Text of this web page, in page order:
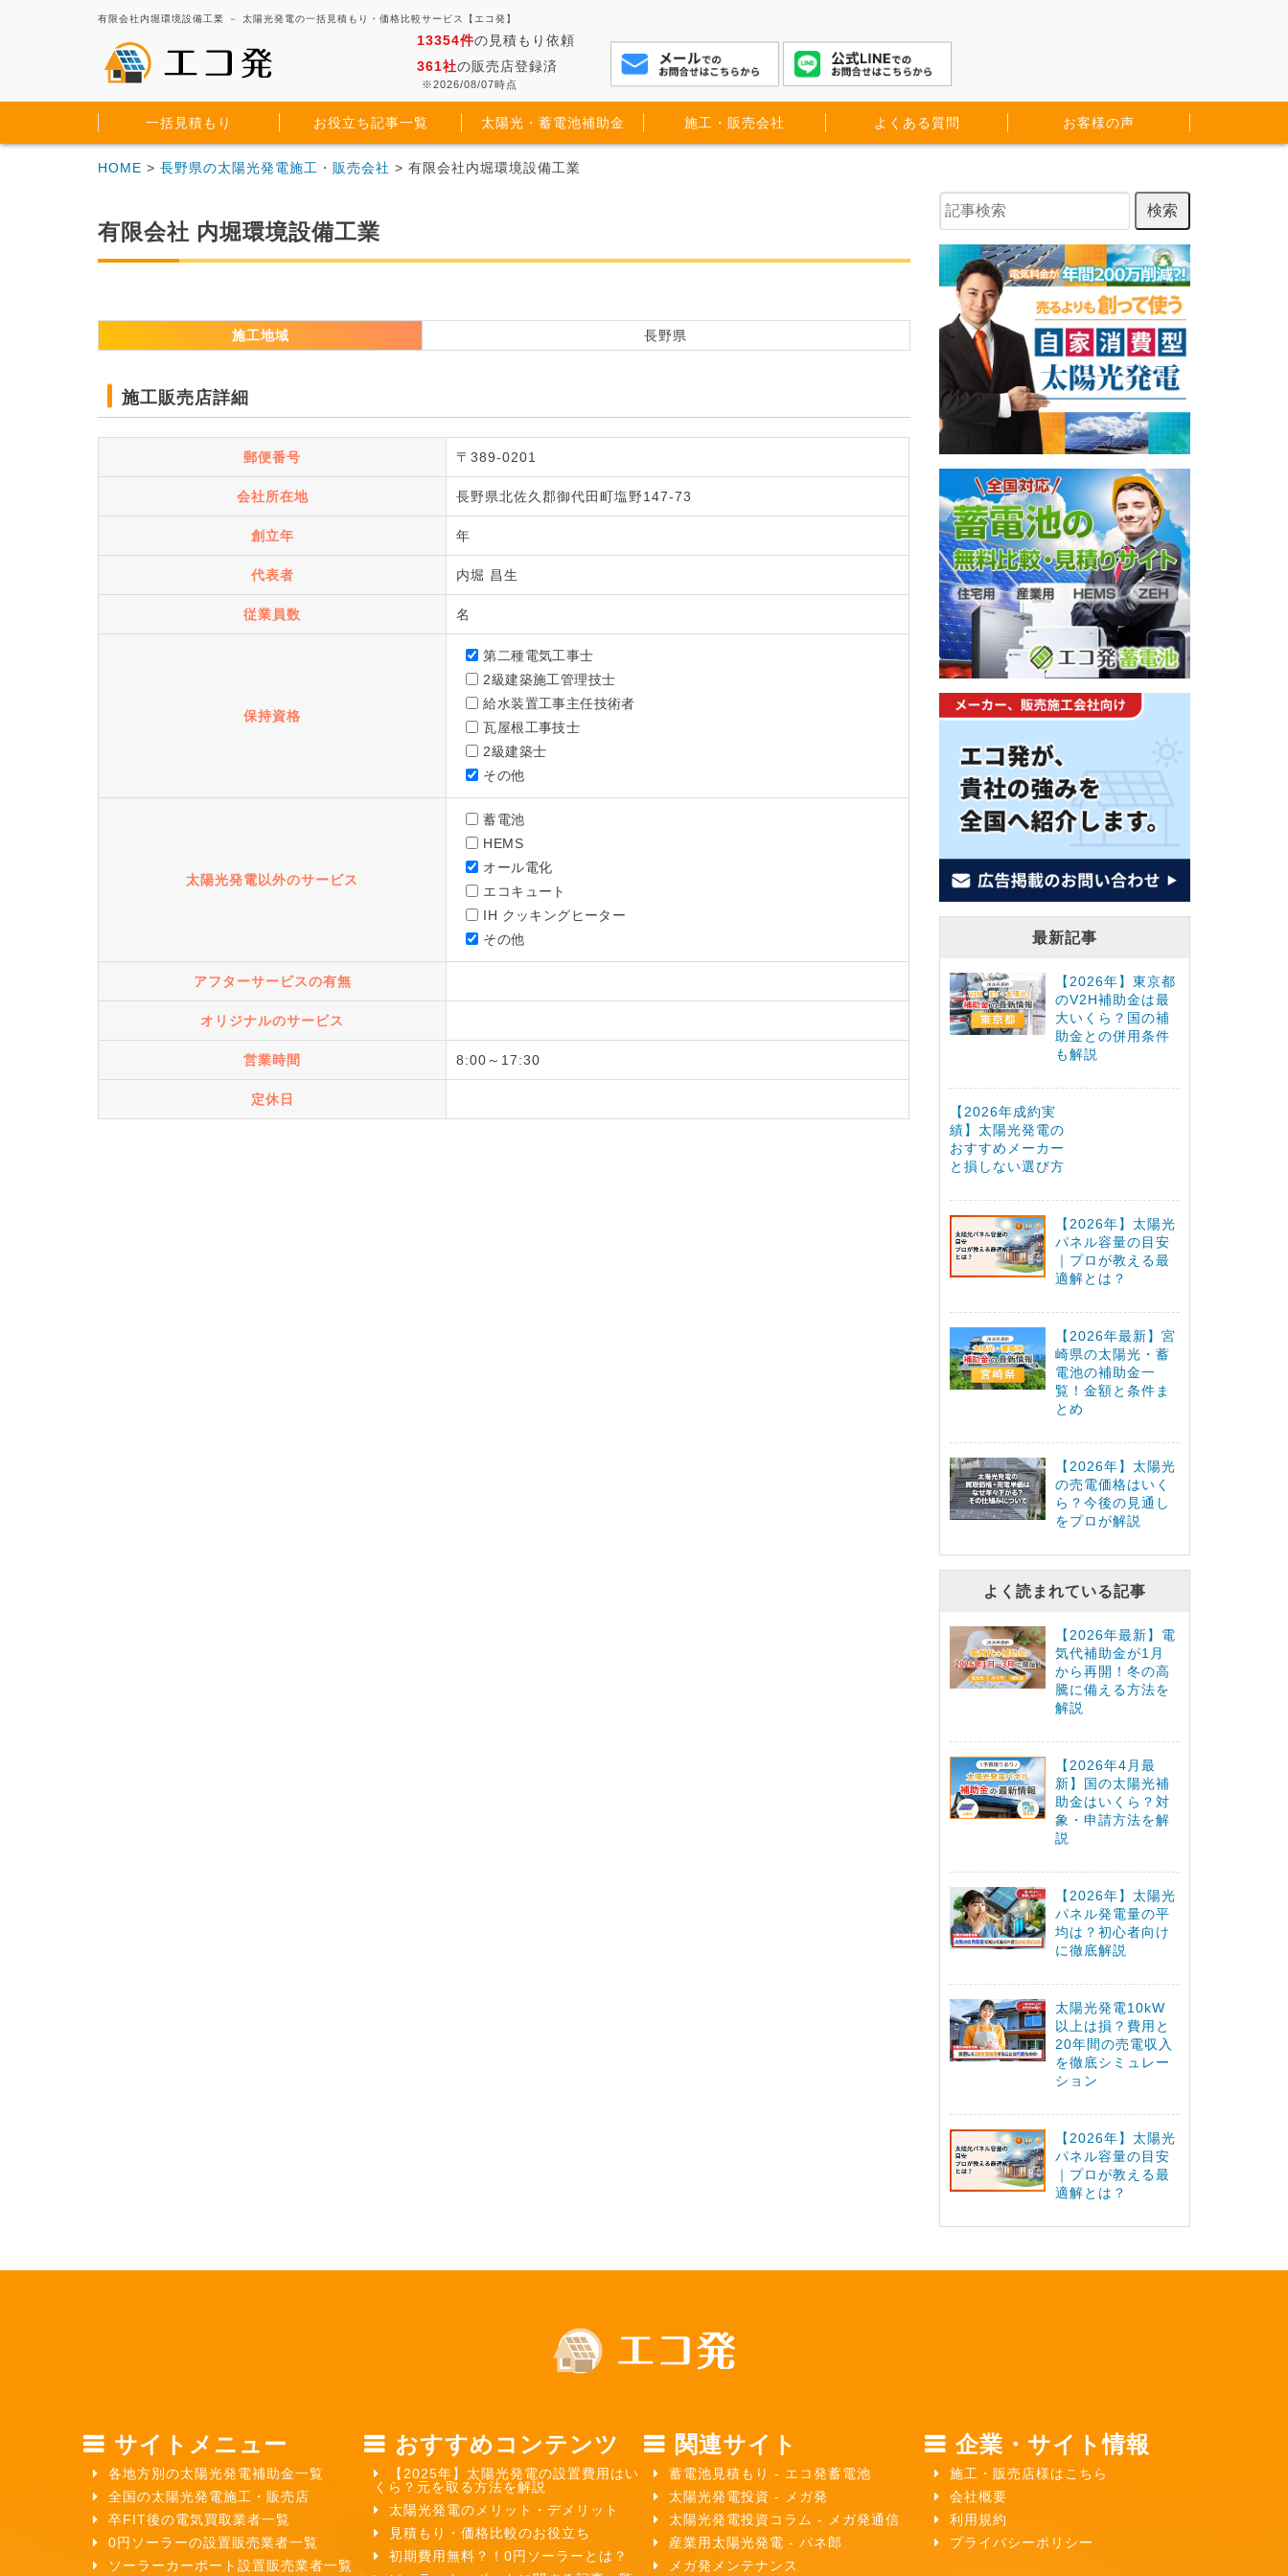
有限会社内堀環境設備工業 － 太陽光発電の一括見積もり・価格比較サービス【エコ発】
13354件の見積もり依頼
361社の販売店登録済
※2026/08/07時点
一括見積もり お役立ち記事一覧 太陽光・蓄電池補助金 施工・販売会社 よくある質問 お客様の声
HOME > 長野県の太陽光発電施工・販売会社 > 有限会社内堀環境設備工業
有限会社 内堀環境設備工業
施工地域 長野県
施工販売店詳細
郵便番号 〒389-0201
会社所在地 長野県北佐久郡御代田町塩野147-73
創立年 年
代表者 内堀 昌生
従業員数 名
保持資格
第二種電気工事士
2級建築施工管理技士
給水装置工事主任技術者
瓦屋根工事技士
2級建築士
その他
太陽光発電以外のサービス
蓄電池
HEMS
オール電化
エコキュート
IH クッキングヒーター
その他
アフターサービスの有無
オリジナルのサービス
営業時間 8:00～17:30
定休日
最新記事
【2026年】東京都
のV2H補助金は最
大いくら？国の補
助金との併用条件
も解説
【2026年成約実
績】太陽光発電の
おすすめメーカー
と損しない選び方
【2026年】太陽光
パネル容量の目安
｜プロが教える最
適解とは？
【2026年最新】宮
崎県の太陽光・蓄
電池の補助金一
覧！金額と条件ま
とめ
【2026年】太陽光
の売電価格はいく
ら？今後の見通し
をプロが解説
よく読まれている記事
【2026年最新】電
気代補助金が1月
から再開！冬の高
騰に備える方法を
解説
【2026年4月最
新】国の太陽光補
助金はいくら？対
象・申請方法を解
説
【2026年】太陽光
パネル発電量の平
均は？初心者向け
に徹底解説
太陽光発電10kW
以上は損？費用と
20年間の売電収入
を徹底シミュレー
ション
【2026年】太陽光
パネル容量の目安
｜プロが教える最
適解とは？
サイトメニュー
各地方別の太陽光発電補助金一覧
全国の太陽光発電施工・販売店
卒FIT後の電気買取業者一覧
0円ソーラーの設置販売業者一覧
ソーラーカーポート設置販売業者一覧
おすすめコンテンツ
【2025年】太陽光発電の設置費用はい
くら？元を取る方法を解説
太陽光発電のメリット・デメリット
見積もり・価格比較のお役立ち
初期費用無料？！0円ソーラーとは？
関連サイト
蓄電池見積もり - エコ発蓄電池
太陽光発電投資 - メガ発
太陽光発電投資コラム - メガ発通信
産業用太陽光発電 - パネ郎
メガ発メンテナンス
企業・サイト情報
施工・販売店様はこちら
会社概要
利用規約
プライバシーポリシー